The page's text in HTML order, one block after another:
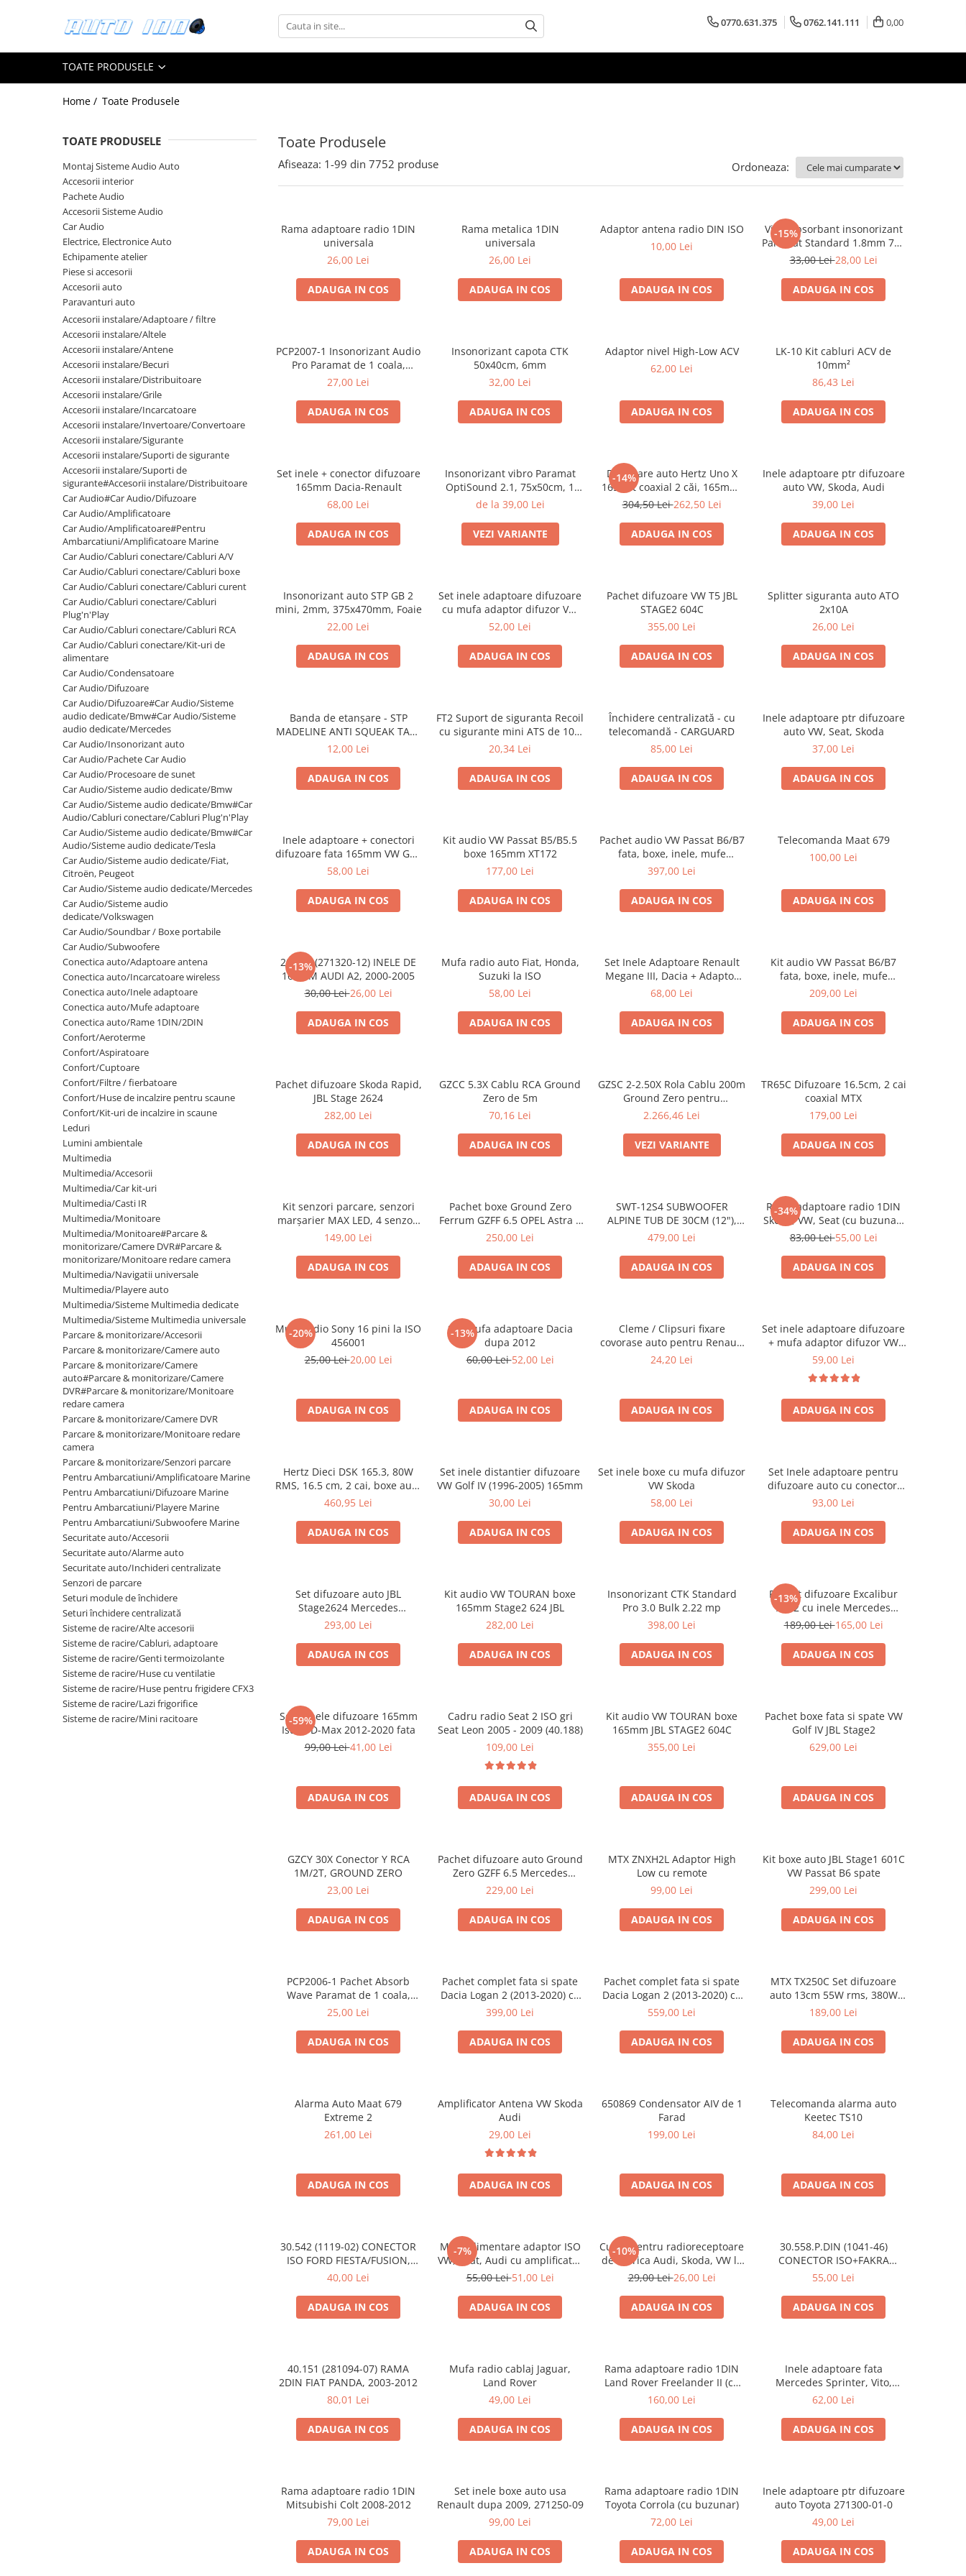
Accesorii interior
Covorase cauciuc auto dedicate
Huse scaun auto dedicate
Odorizant Auto
Plase portbagaj
Tavite portbagaj auto
Pachete Audio
Accesorii Sisteme Audio
Cupla carkit
Cupla radio aftermarket
Cupla radio OEM
Inele boxe auto
Rame radio 1DIN
Rame radio 2DIN
Amplificatoare
CD Playere Auto
Conectori Difuzoare
Difuzoare, boxe auto coaxiale
Difuzoare-Sisteme / Componente
Insonorizant Auto
Vibro absorbant
Subwoofer
Electrice, Electronice Auto
Accesorii alarme auto
Alarme auto Alarme masina
Detectoare Radar
Senzori parcare auto
Echipamente atelier
Consumabile Service
Instrumente Atelier
Set clipsuri auto de plastic
Piese si accesorii
Amortizoare hayon
Accesorii auto
Incalzire scaune
Stergatoare auto
Paravanturi auto
Lumini ambientale
0770.631.375 0762.141.111 0,00
TOATE PRODUSELE
Home / Toate Produsele
Toate Produsele
TOATE PRODUSELE
Montaj Sisteme Audio Auto
Accesorii interior
Pachete Audio
Accesorii Sisteme Audio
Car Audio
Electrice, Electronice Auto
Echipamente atelier
Piese si accesorii
Accesorii auto
Paravanturi auto
Accesorii instalare/Adaptoare / filtre
Accesorii instalare/Altele
Accesorii instalare/Antene
Accesorii instalare/Becuri
Accesorii instalare/Distribuitoare
Accesorii instalare/Grile
Accesorii instalare/Incarcatoare
Accesorii instalare/Invertoare/Convertoare
Accesorii instalare/Sigurante
Accesorii instalare/Suporti de sigurante
Accesorii instalare/Suporti de
sigurante#Accesorii instalare/Distribuitoare
Car Audio#Car Audio/Difuzoare
Car Audio/Amplificatoare
Car Audio/Amplificatoare#Pentru
Ambarcatiuni/Amplificatoare Marine
Car Audio/Cabluri conectare/Cabluri A/V
Car Audio/Cabluri conectare/Cabluri boxe
Car Audio/Cabluri conectare/Cabluri curent
Car Audio/Cabluri conectare/Cabluri
Plug'n'Play
Car Audio/Cabluri conectare/Cabluri RCA
Car Audio/Cabluri conectare/Kit-uri de
alimentare
Car Audio/Condensatoare
Car Audio/Difuzoare
Car Audio/Difuzoare#Car Audio/Sisteme
audio dedicate/Bmw#Car Audio/Sisteme
audio dedicate/Mercedes
Car Audio/Insonorizant auto
Car Audio/Pachete Car Audio
Car Audio/Procesoare de sunet
Car Audio/Sisteme audio dedicate/Bmw
Car Audio/Sisteme audio dedicate/Bmw#Car
Audio/Cabluri conectare/Cabluri Plug'n'Play
Car Audio/Sisteme audio dedicate/Bmw#Car
Audio/Sisteme audio dedicate/Tesla
Car Audio/Sisteme audio dedicate/Fiat,
Citroën, Peugeot
Car Audio/Sisteme audio dedicate/Mercedes
Car Audio/Sisteme audio
dedicate/Volkswagen
Car Audio/Soundbar / Boxe portabile
Car Audio/Subwoofere
Conectica auto/Adaptoare antena
Conectica auto/Incarcatoare wireless
Conectica auto/Inele adaptoare
Conectica auto/Mufe adaptoare
Conectica auto/Rame 1DIN/2DIN
Confort/Aeroterme
Confort/Aspiratoare
Confort/Cuptoare
Confort/Filtre / fierbatoare
Confort/Huse de incalzire pentru scaune
Confort/Kit-uri de incalzire in scaune
Leduri
Lumini ambientale
Multimedia
Multimedia/Accesorii
Multimedia/Car kit-uri
Multimedia/Casti IR
Multimedia/Monitoare
Multimedia/Monitoare#Parcare &
monitorizare/Camere DVR#Parcare &
monitorizare/Monitoare redare camera
Multimedia/Navigatii universale
Multimedia/Playere auto
Multimedia/Sisteme Multimedia dedicate
Multimedia/Sisteme Multimedia universale
Parcare & monitorizare/Accesorii
Parcare & monitorizare/Camere auto
Parcare & monitorizare/Camere
auto#Parcare & monitorizare/Camere
DVR#Parcare & monitorizare/Monitoare
redare camera
Parcare & monitorizare/Camere DVR
Parcare & monitorizare/Monitoare redare
camera
Parcare & monitorizare/Senzori parcare
Pentru Ambarcatiuni/Amplificatoare Marine
Pentru Ambarcatiuni/Difuzoare Marine
Pentru Ambarcatiuni/Playere Marine
Pentru Ambarcatiuni/Subwoofere Marine
Securitate auto/Accesorii
Securitate auto/Alarme auto
Securitate auto/Inchideri centralizate
Senzori de parcare
Seturi module de închidere
Seturi închidere centralizată
Sisteme de racire/Alte accesorii
Sisteme de racire/Cabluri, adaptoare
Sisteme de racire/Genti termoizolante
Sisteme de racire/Huse cu ventilatie
Sisteme de racire/Huse pentru frigidere CFX3
Sisteme de racire/Lazi frigorifice
Sisteme de racire/Mini racitoare
Afiseaza: 1-99 din 7752 produse Ordoneaza:
Rama adaptoare radio 1DIN
universala
26,00 Lei
ADAUGA IN COS
Rama metalica 1DIN
universala
26,00 Lei
ADAUGA IN COS
Adaptor antena radio DIN ISO
10,00 Lei
ADAUGA IN COS
-15%
Vibroabsorbant insonorizant
Paramat Standard 1.8mm 70x
50cm, 1 coala PCP1006-1
33,00 Lei28,00 Lei
ADAUGA IN COS
PCP2007-1 Insonorizant Audio
Pro Paramat de 1 coala,
spuma de 6mm grosime,
27,00 Lei
ADAUGA IN COS
Insonorizant capota CTK
50x40cm, 6mm
32,00 Lei
ADAUGA IN COS
Adaptor nivel High-Low ACV
62,00 Lei
ADAUGA IN COS
LK-10 Kit cabluri ACV de
10mm²
86,43 Lei
ADAUGA IN COS
Set inele + conector difuzoare
165mm Dacia-Renault
68,00 Lei
ADAUGA IN COS
Insonorizant vibro Paramat
OptiSound 2.1, 75x50cm, 1
coala
de la 39,00 Lei
VEZI VARIANTE
-14%
Difuzoare auto Hertz Uno X
165 set coaxial 2 căi, 165mm,
55W RMS, 4Ω, set 2 difuzoare
304,50 Lei262,50 Lei
ADAUGA IN COS
Inele adaptoare ptr difuzoare
auto VW, Skoda, Audi
39,00 Lei
ADAUGA IN COS
Insonorizant auto STP GB 2
mini, 2mm, 375x470mm, Foaie
22,00 Lei
ADAUGA IN COS
Set inele adaptoare difuzoare
cu mufa adaptor difuzor VW
Passat B5/B5.5
52,00 Lei
ADAUGA IN COS
Pachet difuzoare VW T5 JBL
STAGE2 604C
355,00 Lei
ADAUGA IN COS
Splitter siguranta auto ATO
2x10A
26,00 Lei
ADAUGA IN COS
Banda de etanșare - STP
MADELINE ANTI SQUEAK TAPE
- 15 x 2000mm
12,00 Lei
ADAUGA IN COS
FT2 Suport de siguranta Recoil
cu sigurante mini ATS de 10A
si 20A
20,34 Lei
ADAUGA IN COS
Închidere centralizată - cu
telecomandă - CARGUARD
85,00 Lei
ADAUGA IN COS
Inele adaptoare ptr difuzoare
auto VW, Seat, Skoda
37,00 Lei
ADAUGA IN COS
Inele adaptoare + conectori
difuzoare fata 165mm VW Golf
V, VI
58,00 Lei
ADAUGA IN COS
Kit audio VW Passat B5/B5.5
boxe 165mm XT172
177,00 Lei
ADAUGA IN COS
Pachet audio VW Passat B6/B7
fata, boxe, inele, mufe
adaptoare JBL STAGE2 604C
397,00 Lei
ADAUGA IN COS
Telecomanda Maat 679
100,00 Lei
ADAUGA IN COS
-13%
20.450 (271320-12) INELE DE
16.5CM AUDI A2, 2000-2005
30,00 Lei26,00 Lei
ADAUGA IN COS
Mufa radio auto Fiat, Honda,
Suzuki la ISO
58,00 Lei
ADAUGA IN COS
Set Inele Adaptoare Renault
Megane III, Dacia + Adaptor
conector difuzor
68,00 Lei
ADAUGA IN COS
Kit audio VW Passat B6/B7
fata, boxe, inele, mufe
adaptoare Excalibur X172
209,00 Lei
ADAUGA IN COS
Pachet difuzoare Skoda Rapid,
JBL Stage 2624
282,00 Lei
ADAUGA IN COS
GZCC 5.3X Cablu RCA Ground
Zero de 5m
70,16 Lei
ADAUGA IN COS
GZSC 2-2.50X Rola Cablu 200m
Ground Zero pentru
difuzoare, 2x2,5 mm²
2.266,46 Lei
VEZI VARIANTE
TR65C Difuzoare 16.5cm, 2 cai
coaxial MTX
179,00 Lei
ADAUGA IN COS
Kit senzori parcare, senzori
marșarier MAX LED, 4 senzori
negri -02287
149,00 Lei
ADAUGA IN COS
Pachet boxe Ground Zero
Ferrum GZFF 6.5 OPEL Astra J,
Astra K
250,00 Lei
ADAUGA IN COS
SWT-12S4 SUBWOOFER
ALPINE TUB DE 30CM (12"),
1000W
479,00 Lei
ADAUGA IN COS
-34%
Rama adaptoare radio 1DIN
Skoda, VW, Seat (cu buzunar)
40.145
83,00 Lei55,00 Lei
ADAUGA IN COS
-20%
Mufa radio Sony 16 pini la ISO
456001
25,00 Lei20,00 Lei
ADAUGA IN COS
-13%
Set mufa adaptoare Dacia
dupa 2012
60,00 Lei52,00 Lei
ADAUGA IN COS
Cleme / Clipsuri fixare
covorase auto pentru Renault
/ Nissan
24,20 Lei
ADAUGA IN COS
Set inele adaptoare difuzoare
+ mufa adaptor difuzor VW
Golf IV
59,00 Lei
ADAUGA IN COS
Hertz Dieci DSK 165.3, 80W
RMS, 16.5 cm, 2 cai, boxe auto
sisteme
460,95 Lei
ADAUGA IN COS
Set inele distantier difuzoare
VW Golf IV (1996-2005) 165mm
30,00 Lei
ADAUGA IN COS
Set inele boxe cu mufa difuzor
VW Skoda
58,00 Lei
ADAUGA IN COS
Set Inele adaptoare pentru
difuzoare auto cu conectori
VW Passat B6 fata
93,00 Lei
ADAUGA IN COS
Set difuzoare auto JBL
Stage2624 Mercedes
Vito/Viano, VW Crafter
293,00 Lei
ADAUGA IN COS
Kit audio VW TOURAN boxe
165mm Stage2 624 JBL
282,00 Lei
ADAUGA IN COS
Insonorizant CTK Standard
Pro 3.0 Bulk 2.22 mp
398,00 Lei
ADAUGA IN COS
-13%
Pachet difuzoare Excalibur
X172 cu inele Mercedes
Vito/Viano W639, VW Crafter
189,00 Lei165,00 Lei
ADAUGA IN COS
-59%
Set 2 inele difuzoare 165mm
Isuzu D-Max 2012-2020 fata
99,00 Lei41,00 Lei
ADAUGA IN COS
Cadru radio Seat 2 ISO gri
Seat Leon 2005 - 2009 (40.188)
109,00 Lei
ADAUGA IN COS
Kit audio VW TOURAN boxe
165mm JBL STAGE2 604C
355,00 Lei
ADAUGA IN COS
Pachet boxe fata si spate VW
Golf IV JBL Stage2
629,00 Lei
ADAUGA IN COS
GZCY 30X Conector Y RCA
1M/2T, GROUND ZERO
23,00 Lei
ADAUGA IN COS
Pachet difuzoare auto Ground
Zero GZFF 6.5 Mercedes
Vito/Viano/Sprinter
229,00 Lei
ADAUGA IN COS
MTX ZNXH2L Adaptor High
Low cu remote
99,00 Lei
ADAUGA IN COS
Kit boxe auto JBL Stage1 601C
VW Passat B6 spate
299,00 Lei
ADAUGA IN COS
PCP2006-1 Pachet Absorb
Wave Paramat de 1 coala,
spuma de 16mm grosime,
25,00 Lei
ADAUGA IN COS
Pachet complet fata si spate
Dacia Logan 2 (2013-2020) cu
boxe Ground Zero Ferrum
399,00 Lei
ADAUGA IN COS
Pachet complet fata si spate
Dacia Logan 2 (2013-2020) cu
boxe Ground Zero Ferrum
559,00 Lei
ADAUGA IN COS
MTX TX250C Set difuzoare
auto 13cm 55W rms, 380W
peak
189,00 Lei
ADAUGA IN COS
Alarma Auto Maat 679
Extreme 2
261,00 Lei
ADAUGA IN COS
Amplificator Antena VW Skoda
Audi
29,00 Lei
ADAUGA IN COS
650869 Condensator AIV de 1
Farad
199,00 Lei
ADAUGA IN COS
Telecomanda alarma auto
Keetec TS10
84,00 Lei
ADAUGA IN COS
30.542 (1119-02) CONECTOR
ISO FORD FIESTA/FUSION,
2002-2005
40,00 Lei
ADAUGA IN COS
-7%
Mufa alimentare adaptor ISO
VW, Seat, Audi cu amplificator
antena
55,00 Lei51,00 Lei
ADAUGA IN COS
-10%
Cupla pentru radioreceptoare
de fabrica Audi, Skoda, VW la
conector ISO
29,00 Lei26,00 Lei
ADAUGA IN COS
30.558.P.DIN (1041-46)
CONECTOR ISO+FAKRA
CITROEN, 2003>
55,00 Lei
ADAUGA IN COS
40.151 (281094-07) RAMA
2DIN FIAT PANDA, 2003-2012
80,01 Lei
ADAUGA IN COS
Mufa radio cablaj Jaguar,
Land Rover
49,00 Lei
ADAUGA IN COS
Rama adaptoare radio 1DIN
Land Rover Freelander II (cu
buzunar)
160,00 Lei
ADAUGA IN COS
Inele adaptoare fata
Mercedes Sprinter, Vito,
Viano, 271190-18
62,00 Lei
ADAUGA IN COS
Rama adaptoare radio 1DIN
Mitsubishi Colt 2008-2012
79,00 Lei
ADAUGA IN COS
Set inele boxe auto usa
Renault dupa 2009, 271250-09
99,00 Lei
ADAUGA IN COS
Rama adaptoare radio 1DIN
Toyota Corrola (cu buzunar)
72,00 Lei
ADAUGA IN COS
Inele adaptoare ptr difuzoare
auto Toyota 271300-01-0
49,00 Lei
ADAUGA IN COS